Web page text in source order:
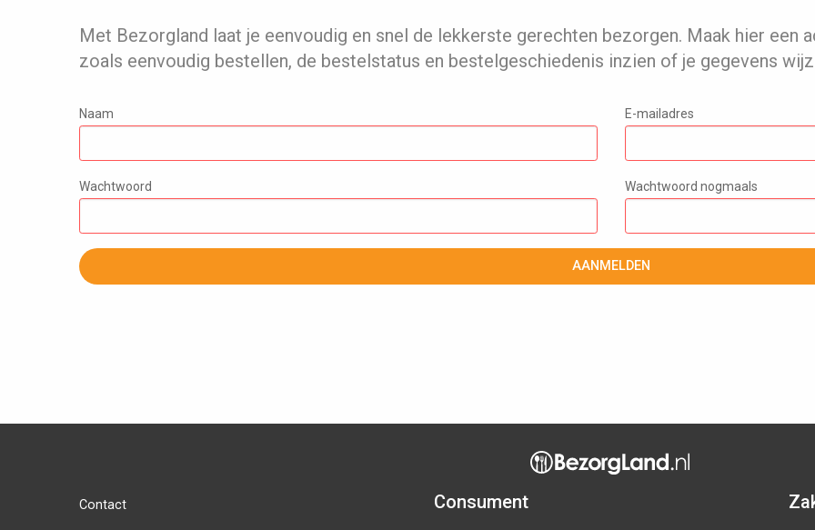
Met Bezorgland laat je eenvoudig en snel de lekkerste gerechten bezorgen. Maak hier een
zoals eenvoudig bestellen, de bestelstatus en bestelgeschiedenis inzien of je gegevens
Naam E-mailadres
Wachtwoord Wachtwoord nogmaals
AANMELDEN
Contact Consument